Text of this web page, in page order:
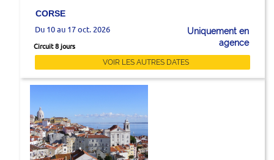
CORSE
Du 10 au 17 oct. 2026
Circuit 8 jours
Uniquement en
agence
VOIR LES AUTRES DATES